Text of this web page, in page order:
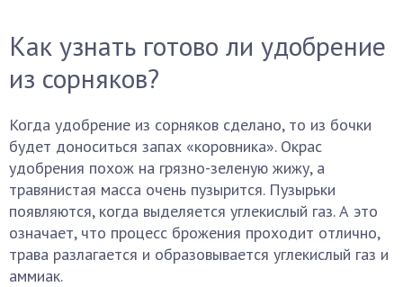
Как узнать готово ли удобрение
из сорняков?
Когда удобрение из сорняков сделано, то из бочки
будет доноситься запах «коровника». Окрас
удобрения похож на грязно-зеленую жижу, а
травянистая масса очень пузырится. Пузырьки
появляются, когда выделяется углекислый газ. А это
означает, что процесс брожения проходит отлично,
трава разлагается и образовывается углекислый газ и
аммиак.